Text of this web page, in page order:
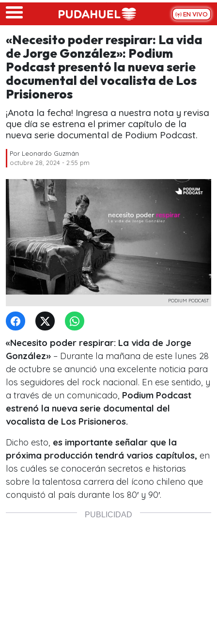
Skip to main content
EN VIVO
«Necesito poder respirar: La vida
de Jorge González»: Podium
Podcast presentó la nueva serie
documental del vocalista de Los
Prisioneros
¡Anota la fecha! Ingresa a nuestra nota y revisa
que día se estrena el primer capítulo de la
nueva serie documental de Podium Podcast.
Por Leonardo Guzmán
octubre 28, 2024 - 2:55 pm
PODIUM PODCAST
«Necesito poder respirar: La vida de Jorge
González» – Durante la mañana de este lunes 28
de octubre se anunció una excelente noticia para
los seguidores del rock nacional. En ese sentido, y
a través de un comunicado, Podium Podcast
estrenó la nueva serie documental del
vocalista de Los Prisioneros.
Dicho esto, es importante señalar que la
próxima producción tendrá varios capítulos, en
los cuáles se conocerán secretos e historias
sobre la talentosa carrera del ícono chileno que
conquistó al país durante los 80′ y 90′.